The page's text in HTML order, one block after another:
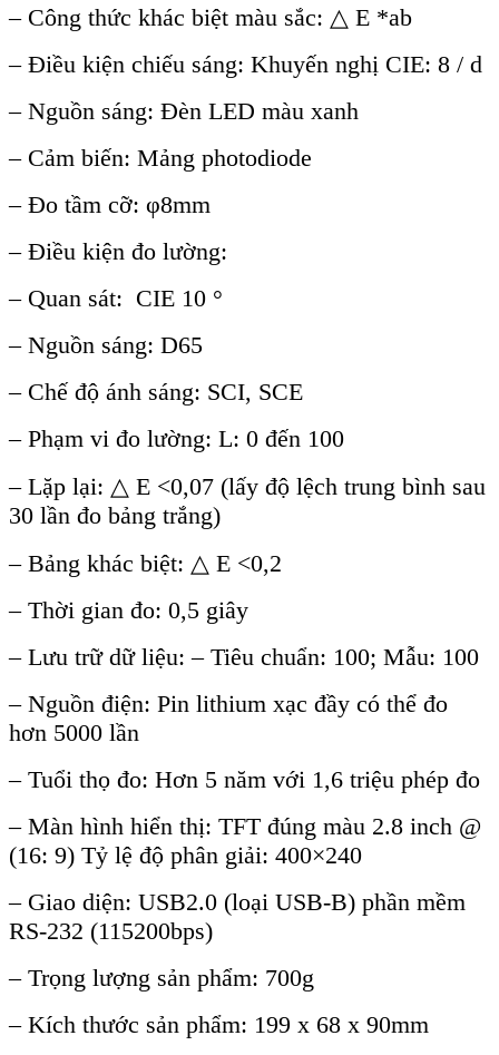
– Công thức khác biệt màu sắc: △ E *ab
– Điều kiện chiếu sáng: Khuyến nghị CIE: 8 / d
– Nguồn sáng: Đèn LED màu xanh
– Cảm biến: Mảng photodiode
– Đo tầm cỡ: φ8mm
– Điều kiện đo lường:
–Quan sát: CIE 10 °
– Nguồn sáng: D65
– Chế độ ánh sáng: SCI, SCE
– Phạm vi đo lường: L: 0 đến 100
– Lặp lại: △ E <0,07 (lấy độ lệch trung bình sau
30 lần đo bảng trắng)
– Bảng khác biệt: △ E <0,2
– Thời gian đo: 0,5 giây
– Lưu trữ dữ liệu: – Tiêu chuẩn: 100; Mẫu: 100
– Nguồn điện: Pin lithium xạc đầy có thể đo
hơn 5000 lần
– Tuổi thọ đo: Hơn 5 năm với 1,6 triệu phép đo
– Màn hình hiển thị: TFT đúng màu 2.8 inch @
(16: 9) Tỷ lệ độ phân giải: 400×240
– Giao diện: USB2.0 (loại USB-B) phần mềm
RS-232 (115200bps)
– Trọng lượng sản phẩm: 700g
– Kích thước sản phẩm: 199 x 68 x 90mm